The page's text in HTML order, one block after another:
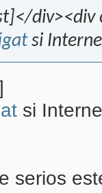
div><div
si
si
serios